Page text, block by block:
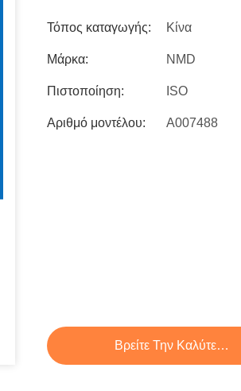
Τόπος καταγωγής: Κίνα
Μάρκα: NMD
Πιστοποίηση: ISO
Αριθμό μοντέλου: A007488
Βρείτε Την Καλύτερη